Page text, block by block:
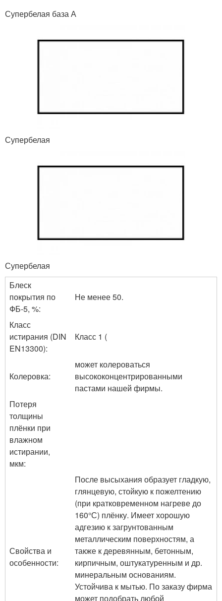
Супербелая база А
Супербелая
Супербелая
Блеск
покрытия по
ФБ-5, %:
Не менее 50.
Класс
истирания (DIN
EN13300):
Класс 1 (
Колеровка:
может колероваться
высококонцентрированными
пастами нашей фирмы.
Потеря
толщины
плёнки при
влажном
истирании,
мкм:
Свойства и
особенности:
После высыхания образует гладкую,
глянцевую, стойкую к пожелтению
(при кратковременном нагреве до
160°С) плёнку. Имеет хорошую
адгезию к загрунтованным
металлическим поверхностям, а
также к деревянным, бетонным,
кирпичным, оштукатуренным и др.
минеральным основаниям.
Устойчива к мытью. По заказу фирма
может подобрать любой